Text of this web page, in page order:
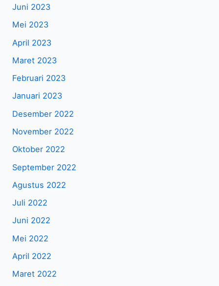
Juni 2023
Mei 2023
April 2023
Maret 2023
Februari 2023
Januari 2023
Desember 2022
November 2022
Oktober 2022
September 2022
Agustus 2022
Juli 2022
Juni 2022
Mei 2022
April 2022
Maret 2022